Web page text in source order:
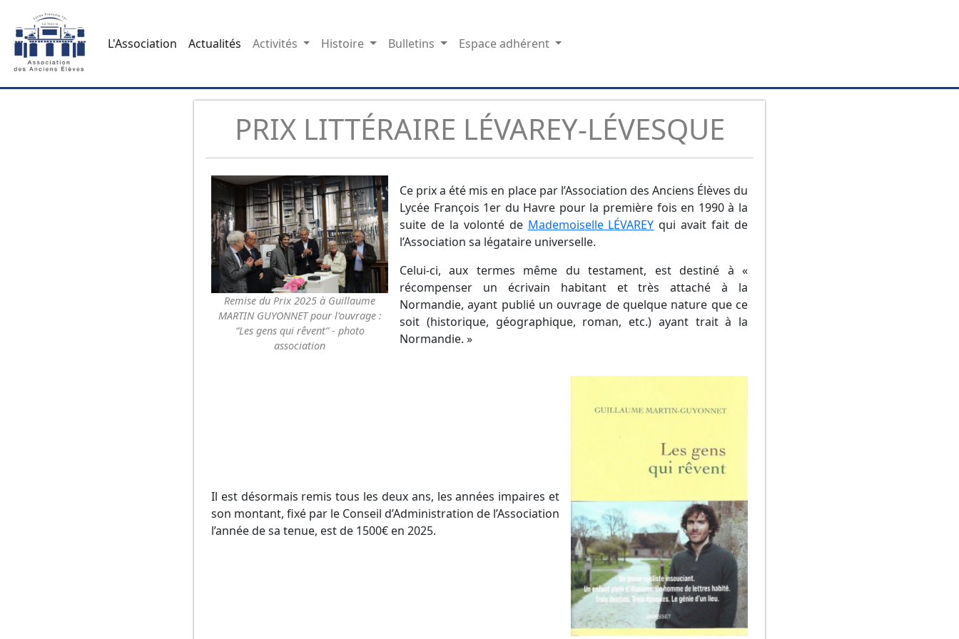
L'Association Actualités Activités Histoire Bulletins Espace adhérent
PRIX LITTÉRAIRE LÉVAREY-LÉVESQUE
Remise du Prix 2025 à Guillaume
MARTIN GUYONNET pour l'ouvrage :
“Les gens qui rêvent” - photo
association
Ce prix a été mis en place par l’Association des Anciens Élèves du
Lycée François 1er du Havre pour la première fois en 1990 à la
suite de la volonté de Mademoiselle LÉVAREY qui avait fait de
l’Association sa légataire universelle.
Celui-ci, aux termes même du testament, est destiné à «
récompenser un écrivain habitant et très attaché à la
Normandie, ayant publié un ouvrage de quelque nature que ce
soit (historique, géographique, roman, etc.) ayant trait à la
Normandie. »
Il est désormais remis tous les deux ans, les années impaires et
son montant, fixé par le Conseil d’Administration de l’Association
l’année de sa tenue, est de 1500€ en 2025.